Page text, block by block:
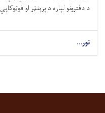
د دفترونولپاره دپرېنټراوفوټوکاپي
نور...